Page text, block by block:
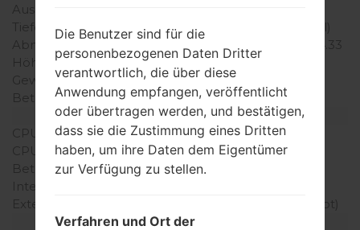
Ausgabe
Tiefe
15.9 millimeter (0.59 Zoll)
Abmessungen (Breite /
Höhe)
99.8 x 50.6 millimeter (4.33
x 1.96 Zoll)
Gewicht
125 gramm (4.41 unzen)
Betriebssystem
-
Ausrüstung
CPU
-
CPU-Kerne
-
Betriebsgedächtnis
-
Interner Speicher
Externer Speicher
microSD, (dedizierter Slot)
Netzwerk und Daten
Die Benutzer sind für die
personenbezogenen Daten Dritter
verantwortlich, die über diese
Anwendung empfangen, veröffentlicht
oder übertragen werden, und bestätigen,
dass sie die Zustimmung eines Dritten
haben, um ihre Daten dem Eigentümer
zur Verfügung zu stellen.
Verfahren und Ort der